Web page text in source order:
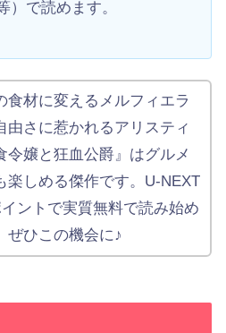
）で読めます。
食材に変えるメルフィエラ
由さに惹かれるアリスティ
令嬢と狂血公爵』はグルメ
楽しめる傑作です。U-NEXT
ントで実質無料で読み始め
ぜひこの機会に♪